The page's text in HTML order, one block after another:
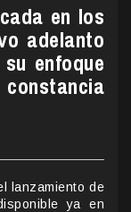
en los
adelanto
enfoque
lanzamiento de
ya en